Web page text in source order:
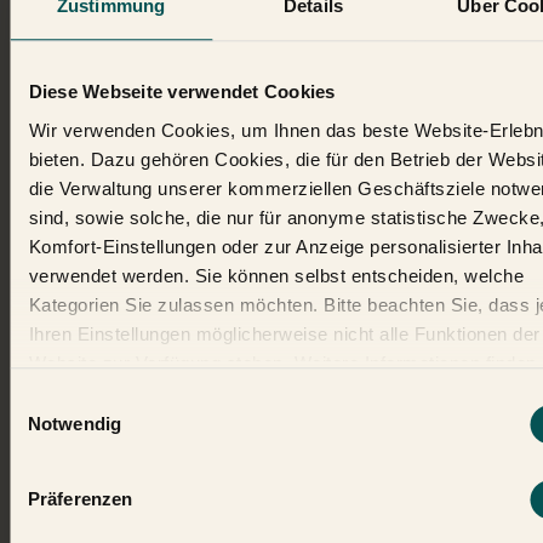
Zustimmung Details Über
Diese Webseite verwendet Cookies
Wir verwenden Cookies, um Ihnen das beste Website-
bieten. Dazu gehören Cookies, die für den Betrieb der
die Verwaltung unserer kommerziellen Geschäftsziele
sind, sowie solche, die nur für anonyme statistische
Komfort-Einstellungen oder zur Anzeige personalisierter
verwendet werden. Sie können selbst entscheiden, welche
Kategorien Sie zulassen möchten. Bitte beachten Sie, dass
Ihren Einstellungen möglicherweise nicht alle Funktionen der
Notwendig
Präferenzen
Beteiligungen an Klimaschutzprojekten in Afrika und Indien aus. Da
uns Transparenz am Herzen liegt, können sich Interessierte über die
machen. Du willst unsere E-Fahzeuge oder Lastenfahrräder sehen?
Buche jetzt einen kostenlosen Termin und lass deine Altkleider
ganz entspannt bei dir zuhause abholen.
Social Impact: Mehr
hochwertige Kleidung zu
günstigen Preisen
Um unser Ziel einer nachhaltigen Zukunft in der Textilbranche
Hamburg oder unserem Panel Talk in Köln. Dabei geht es uns nicht